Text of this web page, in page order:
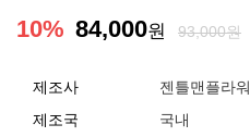
10% 84,000원 93,000원
제조사
젠틀맨플라워
제조국
국내